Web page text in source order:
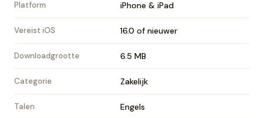
Platform iPhone & iPad
Vereist iOS 16.0 of nieuwer
Downloadgrootte 6.5 MB
Categorie Zakelijk
Talen Engels